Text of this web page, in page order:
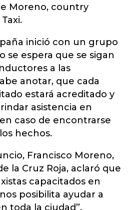
Moreno, country
inició con un grupo
se espera que se sigan
a las
anotar, que cada
estará acreditado y
asistencia en
caso de encontrarse
hechos.
Francisco Moreno,
la Cruz Roja, aclaró que
capacitados en
posibilita ayudar a
toda la ciudad”.